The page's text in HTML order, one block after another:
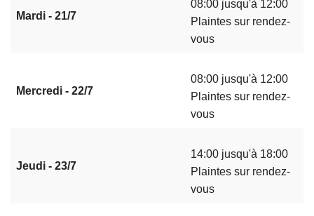
Mardi - 21/7
08:00 jusqu'à 12:00
Plaintes sur rendez-
vous
Mercredi - 22/7
08:00 jusqu'à 12:00
Plaintes sur rendez-
vous
Jeudi - 23/7
14:00 jusqu'à 18:00
Plaintes sur rendez-
vous